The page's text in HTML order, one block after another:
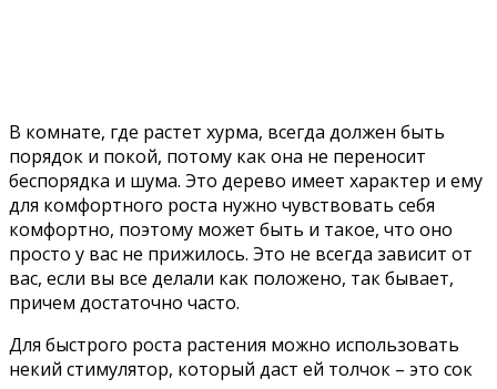
В комнате, где растет хурма, всегда должен быть
порядок и покой, потому как она не переносит
беспорядка и шума. Это дерево имеет характер и ему
для комфортного роста нужно чувствовать себя
комфортно, поэтому может быть и такое, что оно
просто у вас не прижилось. Это не всегда зависит от
вас, если вы все делали как положено, так бывает,
причем достаточно часто.
Для быстрого роста растения можно использовать
некий стимулятор, который даст ей толчок – это сок